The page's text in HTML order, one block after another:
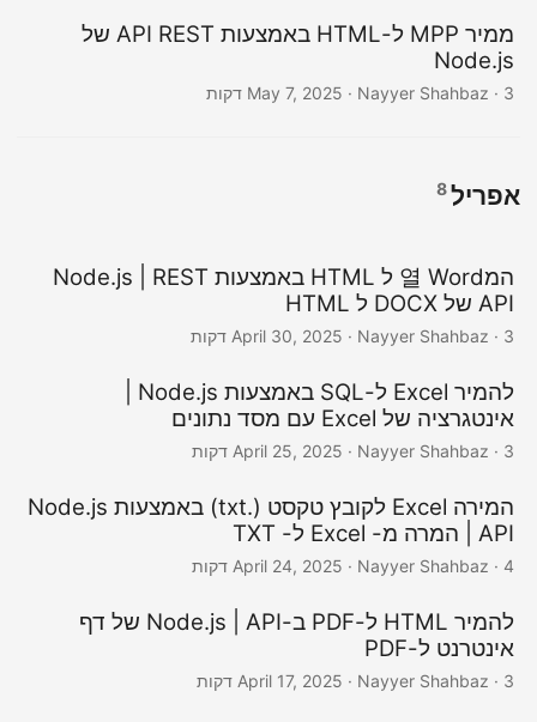
ממיר MPP ל-HTML באמצעות API REST של
Node.js
May 7, 2025 · Nayyer Shahbaz · 3 דקות
אפריל8
המ열 Word ל HTML באמצעות Node.js | REST
API של DOCX ל HTML
April 30, 2025 · Nayyer Shahbaz · 3 דקות
להמיר Excel ל-SQL באמצעות Node.js |
אינטגרציה של Excel עם מסד נתונים
April 25, 2025 · Nayyer Shahbaz · 3 דקות
המירה Excel לקובץ טקסט (.txt) באמצעות Node.js
| API המרה מ- Excel ל- TXT
April 24, 2025 · Nayyer Shahbaz · 4 דקות
להמיר HTML ל-PDF ב-Node.js | API של דף
אינטרנט ל-PDF
April 17, 2025 · Nayyer Shahbaz · 3 דקות